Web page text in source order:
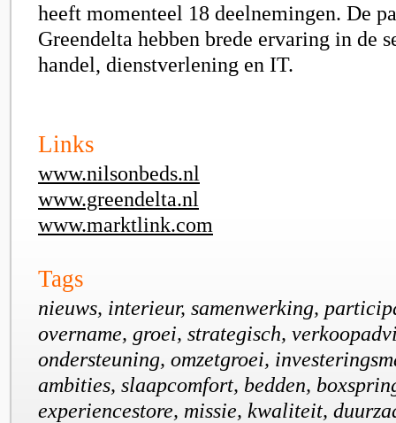
heeft momenteel 18 deelnemingen. De
Greendelta hebben brede ervaring in de
handel, dienstverlening en IT.
Links
www.nilsonbeds.nl
www.greendelta.nl
www.marktlink.com
Tags
nieuws, interieur, samenwerking,
overname, groei, strategisch,
ondersteuning, omzetgroei,
ambities, slaapcomfort, bedden,
experiencestore, missie, kwaliteit,